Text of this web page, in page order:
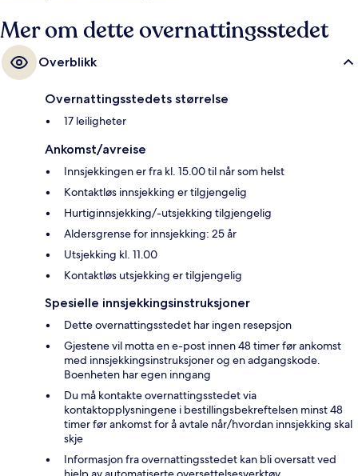
Mer om dette overnattingsstedet
Overblikk
Overnattingsstedets størrelse
17 leiligheter
Ankomst/avreise
Innsjekkingen er fra kl. 15.00 til når som helst
Kontaktløs innsjekking er tilgjengelig
Hurtiginnsjekking/-utsjekking tilgjengelig
Aldersgrense for innsjekking: 25 år
Utsjekking kl. 11.00
Kontaktløs utsjekking er tilgjengelig
Spesielle innsjekkingsinstruksjoner
Dette overnattingsstedet har ingen resepsjon
Gjestene vil motta en e-post innen 48 timer før ankomst
med innsjekkingsinstruksjoner og en adgangskode.
Boenheten har egen inngang
Du må kontakte overnattingsstedet via
kontaktopplysningene i bestillingsbekreftelsen minst 48
timer før ankomst for å avtale når/hvordan innsjekking skal
skje
Informasjon fra overnattingsstedet kan bli oversatt ved